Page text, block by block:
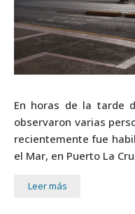
En horas de la tarde
observaron varias
recientemente fue
el Mar, en Puerto La
Leer más